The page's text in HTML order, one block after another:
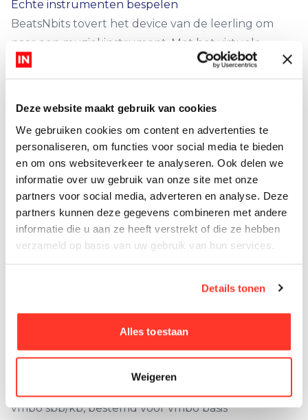
Deze website maakt gebruik van cookies
We gebruiken cookies om content en advertenties te
personaliseren, om functies voor social media te bieden
en om ons websiteverkeer te analyseren. Ook delen we
informatie over uw gebruik van onze site met onze
partners voor social media, adverteren en analyse. Deze
partners kunnen deze gegevens combineren met andere
informatie die u aan ze heeft verstrekt of die ze hebben
verzameld op basis van uw gebruik van hun services.
Details tonen
Alles toestaan
Weigeren
Echte instrumenten bespelen
BeatsNbits tovert het device van de leerling om
naar een muziekinstrument. Met het virtuele
keyboard kan de leerling op zijn eigen device
drums en een keyboard. Met de sequencer maken
zij hun eigen mixen en in Songlab zingen en spelen
leerlingen actuele (pop)liedjes.
Trainen
Met het onderdeel Skillz kan de leerling
notennamen en rusten oefenen en zijn gehoor
trainen. De levels starten eenvoudig en gaan tot
Lesmateriaal voor onderbouw, bovenbouw en TTO
BeatsNbits is geschikt voor alle niveaus in het
voortgezet onderwijs en het tweetalig onderwijs.
BeatsNbits voor de onderbouwbiedt het
lesmateriaal op vier niveaus aan:
vmbo sbb/kb, bestemd voor vmbo basis